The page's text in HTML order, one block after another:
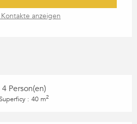
anzeigen
4 Person(en)
Superficy : 40 m2